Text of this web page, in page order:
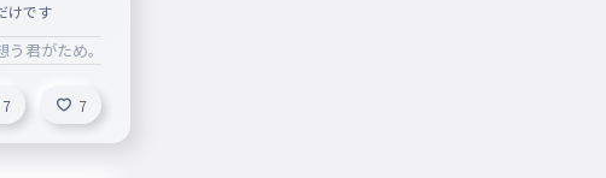
けです
う君がため。
7 7